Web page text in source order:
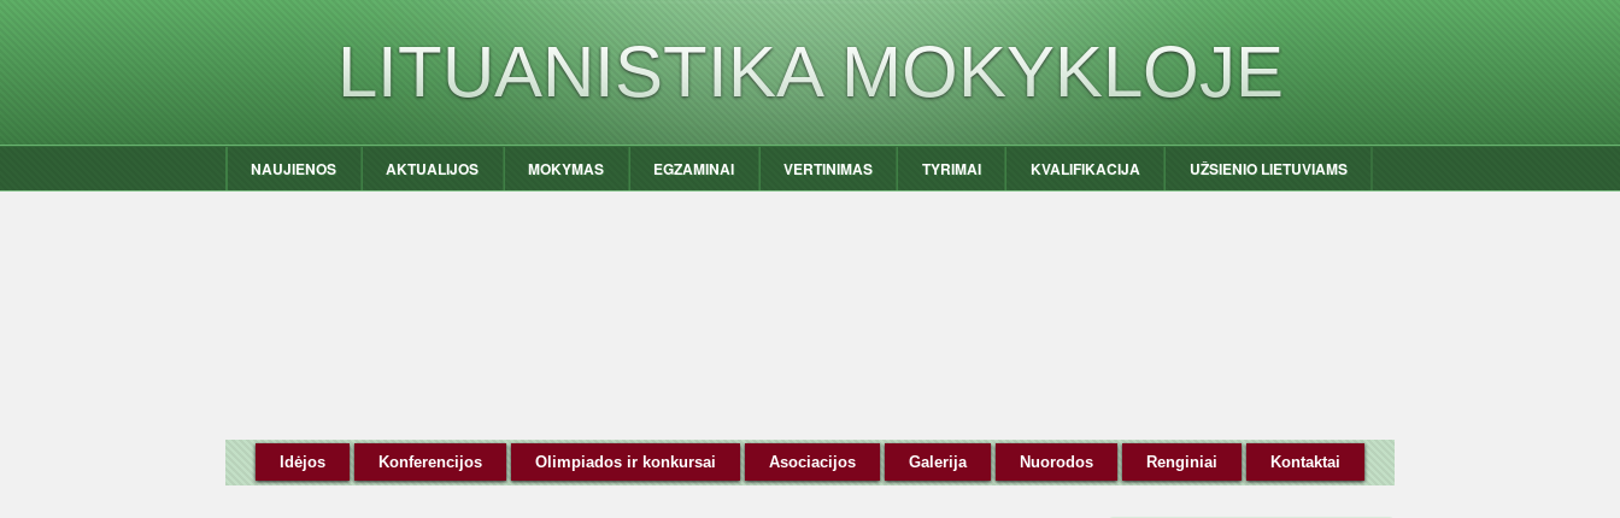
LITUANISTIKA MOKYKLOJE
NAUJIENOS AKTUALIJOS MOKYMAS EGZAMINAI VERTINIMAS TYRIMAI KVALIFIKACIJA UŽSIENIO LIETUVIAMS
Idėjos Konferencijos Olimpiados ir konkursai Asociacijos Galerija Nuorodos Renginiai Kontaktai